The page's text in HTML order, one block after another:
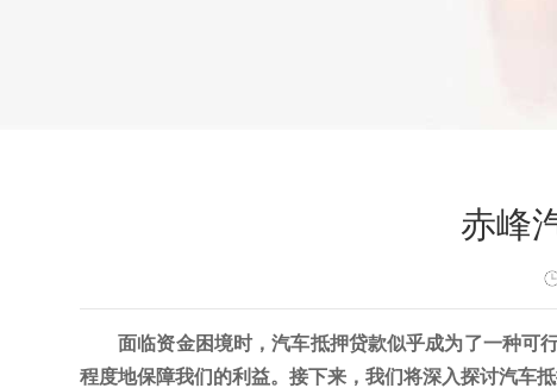
赤峰
面临资金困境时，汽车抵押贷款似乎成为了一种可
程度地保障我们的利益。接下来，我们将深入探讨汽车